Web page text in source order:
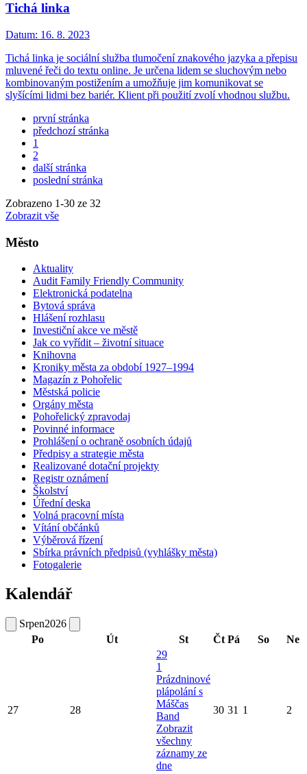
Tichá linka
Datum: 16. 8. 2023
Tichá linka je sociální služba tlumočení znakového jazyka a přepisu
mluvené řeči do textu online. Je určena lidem se sluchovým nebo
kombinovaným postižením a umožňuje jim komunikovat se
slyšícími lidmi bez bariér. Klient při použití zvolí vhodnou službu.
první stránka
předchozí stránka
1
2
další stránka
poslední stránka
Zobrazeno 1-30 ze 32
Zobrazit vše
Město
Aktuality
Audit Family Friendly Community
Elektronická podatelna
Bytová správa
Hlášení rozhlasu
Investiční akce ve městě
Jak co vyřídit – životní situace
Knihovna
Kroniky města za období 1927–1994
Magazín z Pohořelic
Městská policie
Orgány města
Pohořelický zpravodaj
Povinné informace
Prohlášení o ochraně osobních údajů
Předpisy a strategie města
Realizované dotační projekty
Registr oznámení
Školství
Úřední deska
Volná pracovní místa
Vítání občánků
Výběrová řízení
Sbírka právních předpisů (vyhlášky města)
Fotogalerie
Kalendář
Srpen2026
Po
Út St Čt Pá So Ne
27 28
29
1
Prázdninové
plápolání s
Máščas
Band
Zobrazit
všechny
záznamy ze
dne
30 31 1 2